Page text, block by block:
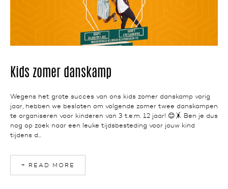
NEWS
Kids zomer danskamp
Wegens het grote succes van ons kids zomer danskamp vorig
jaar, hebben we besloten om volgende zomer twee danskampen
te organiseren voor kinderen van 3 t.e.m. 12 jaar! 😊🤸 Ben je dus
nog op zoek naar een leuke tijdsbesteding voor jouw kind
tijdens d...
+ READ MORE